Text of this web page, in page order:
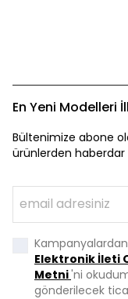
En Yeni Modelleri
Bültenimize abone
ürünlerden haberdar
Elektronik İleti
Metni'ni
gönderilecek